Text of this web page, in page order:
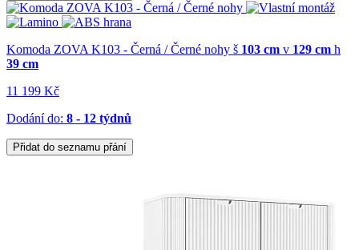
Komoda ZOVA K103 - Černá / Černé nohy š 103 cm v 129 cm h
39 cm
11 199 Kč
Dodání do: 8 - 12 týdnů
Přidat do seznamu přání